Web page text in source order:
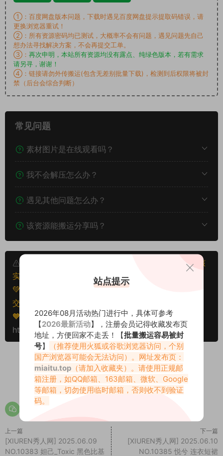
①：百度网盘版本问题，下载时遇见百度网盘提示提取码错误，请
更换浏览器重试！
②：所有资源密码均已测试，大概率不会有问题，遇见问题先自己
想办法寻找解决方案，不会再提交工单。
③： 再次申明，本站所有资源均没有露点、纯绿色版本，若有需求
请另寻，谢谢！
④：链接请勿外传搬运(包含无差别批量下载)，检测到后权限将被封
禁（后台会综合判断）
常见问题
素材图片是在线观看吗？
我不会解压怎么办？
遇见其他问题怎么办？
该资源能搬运分享吗？
本文资源仅供个人参考学习，请勿批量搬运，一经核
实将封禁账号权限！
💚本文资源均来源网友分享，若侵犯了您的权益可以提
交工单处理。
🧡转载请注明出处！原文链接：
https://www.miaitu.cc/77627.html
0 0
上一篇
[XIUREN秀人网] 2025.06.09
NO.10383 妲己_Toxic 黑色比基
下一篇
[XIUREN秀人网] 2025.06.10
NO.10385 悦兮 连衣短裙
站点提示
2026年08月活动热门进行中，具体可参考
【2026最新活动】，注册会员记得收藏发布页
地址，方便回家不走丢！【批量搬运容易被封
号】
（推荐使用火狐或谷歌浏览器访问，个别
国产浏览器可能会无法访问）。网址发布页：
miaitu.top （请加入收藏夹）。请使用正规邮
箱注册，如QQ邮箱、163邮箱、微软、Google
等邮箱，切勿使用临时邮箱，否则收不到验证
码。